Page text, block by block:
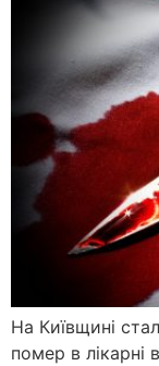
На Київщині
помер в лікарні